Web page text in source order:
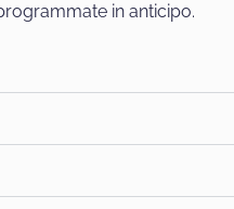
in anticipo.